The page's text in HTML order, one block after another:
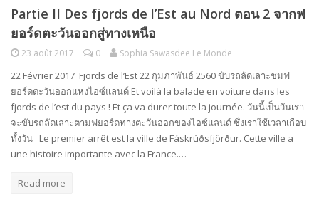
Partie II Des fjords de l’Est au Nord ตอน 2 จากฟ
ยอร์ดตะวันออกสู่ทางเหนือ
23 août 2017 0 Sophia Sawasdee Le Monde
22 Février 2017 Fjords de l’Est 22 กุมภาพันธ์ 2560 ขับรถลัดเลาะชมฟ
ยอร์ดตะวันออกแห่งไอซ์แลนด์ Et voilà la balade en voiture dans les
fjords de l’est du pays ! Et ça va durer toute la journée. วันนี้เป็นวันเรา
จะขับรถลัดเลาะตามฟยอร์ดทางตะวันออกของไอซ์แลนด์ ซึ่งเราใช้เวลาเกือบ
ทั้งวัน Le premier arrêt est la ville de Fáskrúðsfjörður. Cette ville a
une histoire importante avec la France.…
Read more